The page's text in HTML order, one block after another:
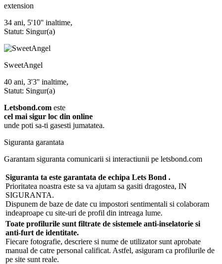
extension
34 ani, 5'10'' inaltime,
Statut: Singur(a)
SweetAngel
40 ani, 3'3'' inaltime,
Statut: Singur(a)
Letsbond.com este
cel mai sigur loc din online
unde poti sa-ti gasesti jumatatea.
Siguranta garantata
Garantam siguranta comunicarii si interactiunii pe letsbond.com
Siguranta ta este garantata de echipa Lets Bond .
Prioritatea noastra este sa va ajutam sa gasiti dragostea, IN
SIGURANTA.
Dispunem de baze de date cu impostori sentimentali si colaboram
indeaproape cu site-uri de profil din intreaga lume.
Toate profilurile sunt filtrate de sistemele anti-inselatorie si
anti-furt de identitate.
Fiecare fotografie, descriere si nume de utilizator sunt aprobate
manual de catre personal calificat. Astfel, asiguram ca profilurile de
pe site sunt reale.